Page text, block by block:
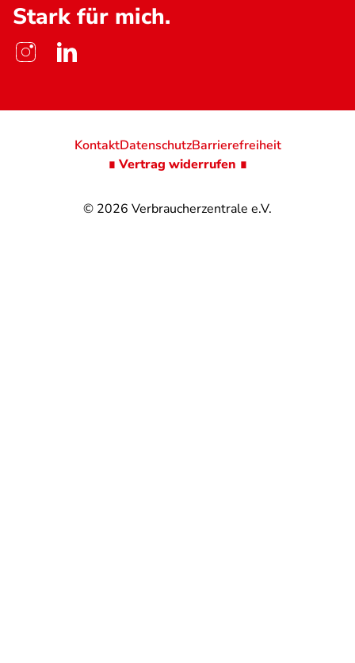
Stark für mich.
© 2026 Verbraucherzentrale e.V.
KontaktDatenschutzBarrierefreiheit
∎ Vertrag widerrufen ∎